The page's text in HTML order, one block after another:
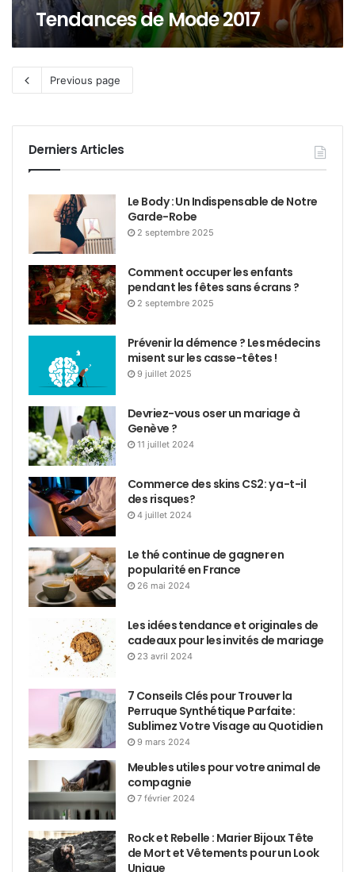
Tendances de Mode 2017
Previous page
Derniers Articles
Le Body : Un Indispensable de Notre
Garde-Robe
2 septembre 2025
Comment occuper les enfants
pendant les fêtes sans écrans ?
2 septembre 2025
Prévenir la démence ? Les médecins
misent sur les casse-têtes !
9 juillet 2025
Devriez-vous oser un mariage à
Genève ?
11 juillet 2024
Commerce des skins CS2: y a-t-il
des risques?
4 juillet 2024
Le thé continue de gagner en
popularité en France
26 mai 2024
Les idées tendance et originales de
cadeaux pour les invités de mariage
23 avril 2024
7 Conseils Clés pour Trouver la
Perruque Synthétique Parfaite:
Sublimez Votre Visage au Quotidien
9 mars 2024
Meubles utiles pour votre animal de
compagnie
7 février 2024
Rock et Rebelle : Marier Bijoux Tête
de Mort et Vêtements pour un Look
Unique